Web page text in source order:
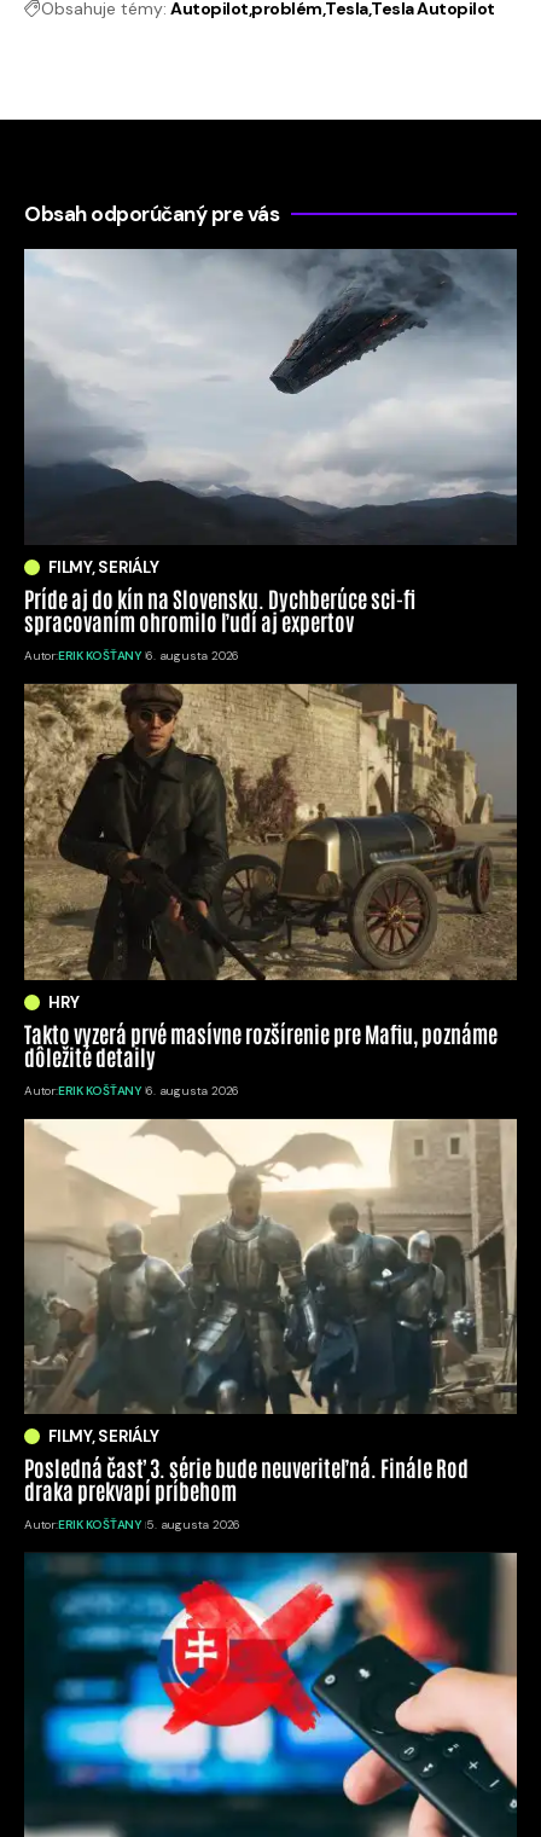
Obsahuje témy: AutopilotproblémTeslaTesla Autopilot
Obsah odporúčaný pre vás
FILMY, SERIÁLY
Príde aj do kín na Slovensku. Dychberúce sci-fi
spracovaním ohromilo ľudí aj expertov
Autor:ERIK KOŠŤANY 6. augusta 2026
HRY
Takto vyzerá prvé masívne rozšírenie pre Mafiu, poznáme
dôležité detaily
Autor:ERIK KOŠŤANY 6. augusta 2026
FILMY, SERIÁLY
Posledná časť 3. série bude neuveriteľná. Finále Rod
draka prekvapí príbehom
Autor:ERIK KOŠŤANY 5. augusta 2026